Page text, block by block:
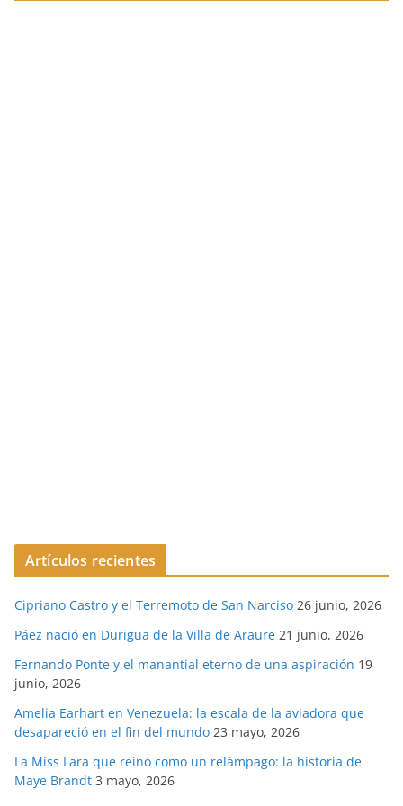
Artículos recientes
Cipriano Castro y el Terremoto de San Narciso 26 junio, 2026
Páez nació en Durigua de la Villa de Araure 21 junio, 2026
Fernando Ponte y el manantial eterno de una aspiración 19
junio, 2026
Amelia Earhart en Venezuela: la escala de la aviadora que
desapareció en el fin del mundo 23 mayo, 2026
La Miss Lara que reinó como un relámpago: la historia de
Maye Brandt 3 mayo, 2026